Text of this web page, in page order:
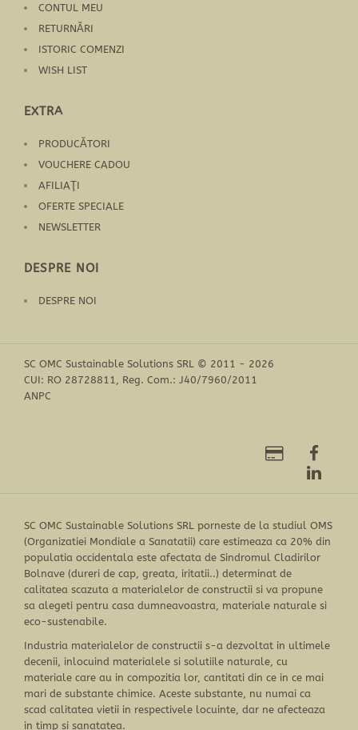
CONTUL MEU
RETURNĂRI
ISTORIC COMENZI
WISH LIST
EXTRA
PRODUCĂTORI
VOUCHERE CADOU
AFILIAŢI
OFERTE SPECIALE
NEWSLETTER
DESPRE NOI
DESPRE NOI
SC OMC Sustainable Solutions SRL © 2011 - 2026
CUI: RO 28728811, Reg. Com.: J40/7960/2011
ANPC
SC OMC Sustainable Solutions SRL porneste de la studiul OMS
(Organizatiei Mondiale a Sanatatii) care estimeaza ca 20% din
populatia occidentala este afectata de Sindromul Cladirilor
Bolnave (dureri de cap, greata, iritatii..) determinat de
calitatea scazuta a materialelor de constructii si va propune
sa alegeti pentru casa dumneavoastra, materiale naturale si
eco-sustenabile.
Industria materialelor de constructii s-a dezvoltat in ultimele
decenii, inlocuind materialele si solutiile naturale, cu
materiale care au in compozitia lor, cantitati din ce in ce mai
mari de substante chimice. Aceste substante, nu numai ca
scad calitatea vietii in respectivele locuinte, dar ne afecteaza
in timp si sanatatea.